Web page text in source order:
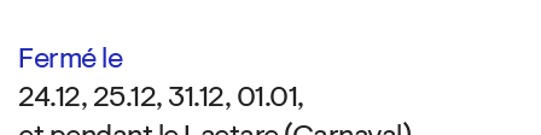
Fermé le
24.12, 25.12, 31.12, 01.01,